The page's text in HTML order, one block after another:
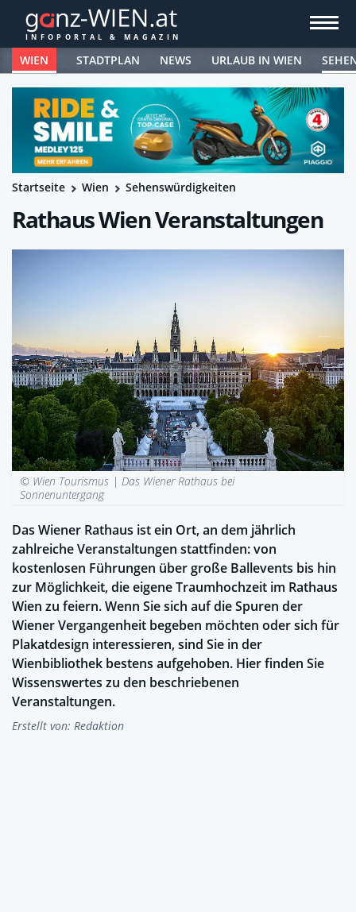
WIEN STADTPLAN NEWS URLAUB IN WIEN
Startseite Wien Sehenswürdigkeiten
Rathaus Wien Veranstaltungen
© Wien Tourismus |Das Wiener Rathaus bei
Sonnenuntergang
Das Wiener Rathaus ist ein Ort, an dem jährlich
zahlreiche Veranstaltungen stattfinden: von
kostenlosen Führungen über große Ballevents bis hin
zur Möglichkeit, die eigene Traumhochzeit im Rathaus
Wien zu feiern. Wenn Sie sich auf die Spuren der
Wiener Vergangenheit begeben möchten oder sich für
Plakatdesign interessieren, sind Sie in der
Wienbibliothek bestens aufgehoben. Hier finden Sie
Wissenswertes zu den beschriebenen
Veranstaltungen.
Erstellt von: Redaktion